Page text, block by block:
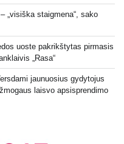
„visiška staigmena“, sako
uoste pakrikštytas pirmasis
„Rasa“
jaunuosius gydytojus
laisvo apsisprendimo